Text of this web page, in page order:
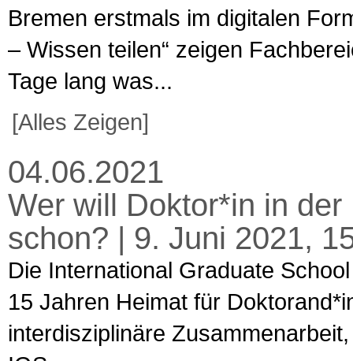
Bremen erstmals im digitalen
– Wissen teilen“ zeigen
Tage lang was...
[Alles Zeigen]
04.06.2021
Wer will Doktor*in in
schon? | 9. Juni 2021,
Die International Graduate
15 Jahren Heimat für
interdisziplinäre